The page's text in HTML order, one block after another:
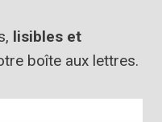
lisibles et
boîte aux lettres.